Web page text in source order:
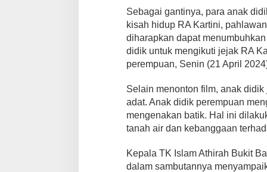
i
B
a
r
u
Sebagai gantinya, para anak
kisah hidup RA Kartini,
diharapkan dapat
didik untuk mengikuti jejak RA
perempuan, Senin (21 April
Selain menonton film, anak
adat. Anak didik perempuan
mengenakan batik. Hal ini
tanah air dan kebanggaan
Kepala TK Islam Athirah Bukit
dalam sambutannya